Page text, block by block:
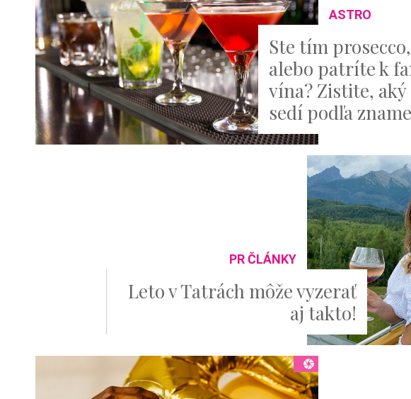
ASTRO
Ste tím
alebo patríte k
vína? Zistite,
sedí podľa
PR ČLÁNKY
Leto v Tatrách môže vyzerať
aj takto!